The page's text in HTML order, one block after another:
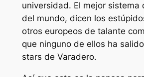
universidad. El mejor sistema
del mundo, dicen los
otros europeos de talante
que ninguno de ellos ha
stars de Varadero.